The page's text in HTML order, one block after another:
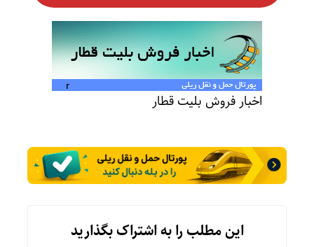
اخبار فروش بلیت قطار
این مطلب را به اشتراک بگذارید